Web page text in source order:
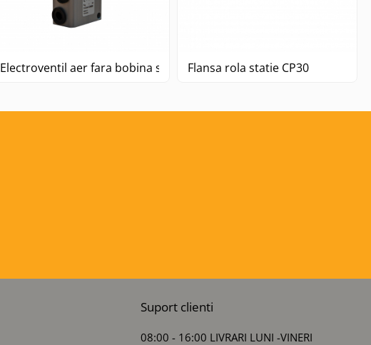
Electroventil aer fara bobina si site Flansa rola statie CP30
Suport clienti
08:00 - 16:00 LIVRARI LUNI -VINERI